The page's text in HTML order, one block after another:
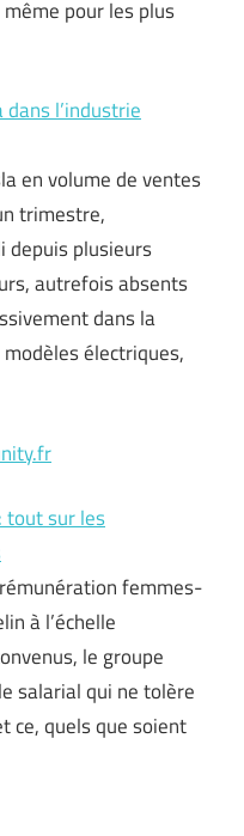
pour les plus
l’industrie
en volume de ventes
trimestre,
depuis plusieurs
autrefois absents
dans la
électriques,
tout sur les
femmes-
à l’échelle
le groupe
salarial qui ne tolère
ce, quels que soient